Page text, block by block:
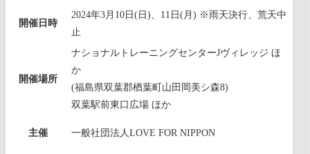
開催日時
2024年3月10日(日)、11日(月) ※雨天決行、荒天中
止
開催場所
ナショナルトレーニングセンターJヴィレッジ ほ
か
(福島県双葉郡楢葉町山田岡美シ森8)
双葉駅前東口広場 ほか
主催 一般社団法人LOVE FOR NIPPON